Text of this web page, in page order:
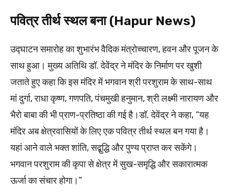
पवित्र तीर्थ स्थल बना (Hapur News)
उद्घाटन समारोह का शुभारंभ वैदिक मंत्रोच्चारण, हवन और पूजन के
साथ हुआ। मुख्य अतिथि डॉ. देवेंद्र ने मंदिर के निर्माण पर खुशी
जताते हुए कहा कि इस मंदिर में भगवान श्री परशुराम के साथ-साथ
मां दुर्गा, राधा कृष्ण, गणपति, पंचमुखी हनुमान, श्री लक्ष्मी नारायण और
भैरो बाबा की भी प्राण-प्रतिष्ठा की गई है।डॉ. देवेंद्र ने कहा, “यह
मंदिर अब क्षेत्रवासियों के लिए एक पवित्र तीर्थ स्थल बन गया है।
यहां आने वाले भक्त शांति, सद्बुद्धि और पुण्य प्राप्त कर सकेंगे।
भगवान परशुराम की कृपा से क्षेत्र में सुख-समृद्धि और सकारात्मक
ऊर्जा का संचार होगा।”